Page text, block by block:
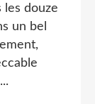
les douze
un bel